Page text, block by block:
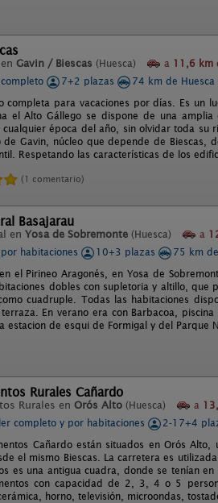
Gavin / Biescas (Huesca) a 11,6 km
7+2 plazas
74 km de Huesca
completa para vacaciones por días. Es un
el Alto Gállego se dispone de una
cualquier época del año, sin olvidar toda su
de Gavin, núcleo que depende de Biescas,
Respetando las características de los
(1 comentario)
Basajarau
en Yosa de Sobremonte (Huesca) a
habitaciones
10+3 plazas
75 km
el Pirineo Aragonés, en Yosa de
dobles con supletoria y altillo,
cuadruple. Todas las habitaciones
En verano era con Barbacoa,
estacion de esqui de Formigal y del Parque
Rurales Cañardo
Rurales en Orós Alto (Huesca) a
completo y por habitaciones
2-17+4
Cañardo están situados en Orós
el mismo Biescas. La carretera es
es una antigua cuadra, donde se tenían
con capacidad de 2, 3, 4 o 5
horno, televisión, microondas,